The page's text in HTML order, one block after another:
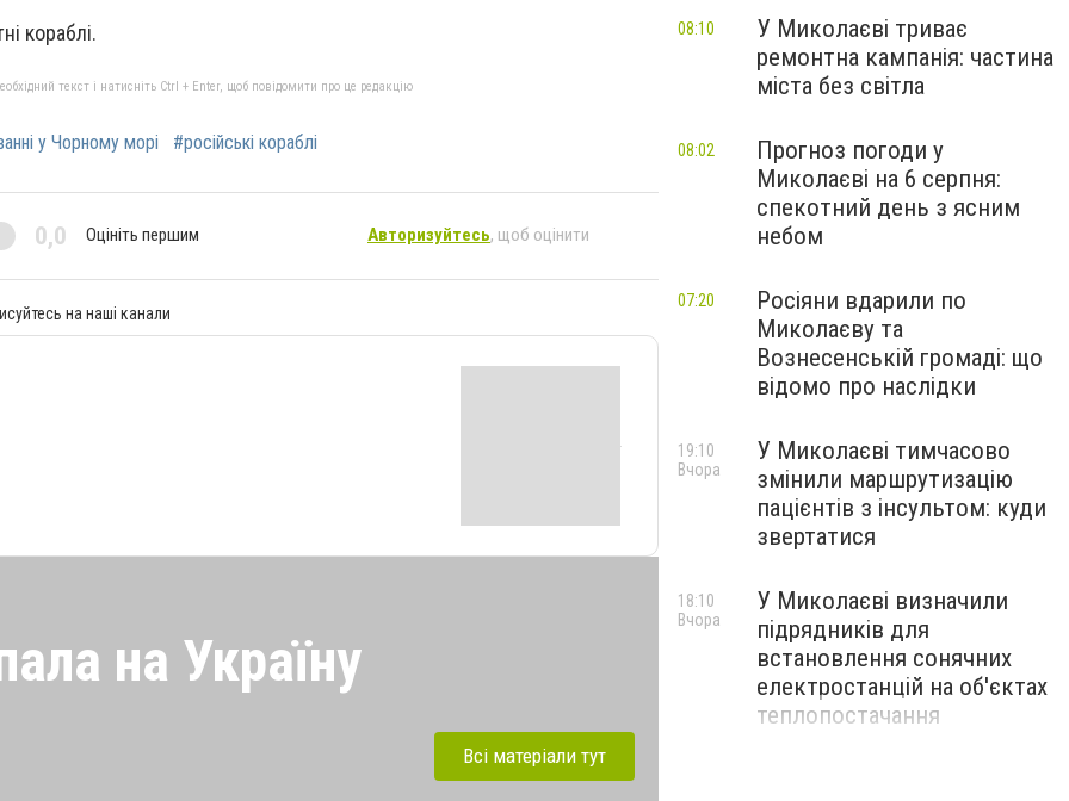
кораблі.
текст і натисніть Ctrl + Enter, щоб повідомити про це редакцію
у Чорному морі #російські кораблі
0,0 Оцініть першим Авторизуйтесь, щоб оцінити
на наші канали
на Україну
Всі матеріали тут
У Миколаєві триває
ремонтна кампанія: частина
міста без світла
08:10
Прогноз погоди у
Миколаєві на 6 серпня:
спекотний день з ясним
небом
08:02
Росіяни вдарили по
Миколаєву та
Вознесенській громаді: що
відомо про наслідки
07:20
У Миколаєві тимчасово
змінили маршрутизацію
пацієнтів з інсультом: куди
звертатися
19:10
Вчора
У Миколаєві визначили
підрядників для
встановлення сонячних
електростанцій на об'єктах
теплопостачання
18:10
Вчора